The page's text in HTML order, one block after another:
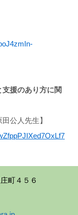
援のあり方に関
公人先生】
町４５６